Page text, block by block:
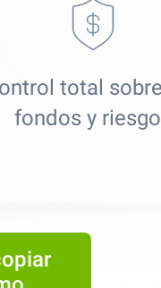
total
fondos y